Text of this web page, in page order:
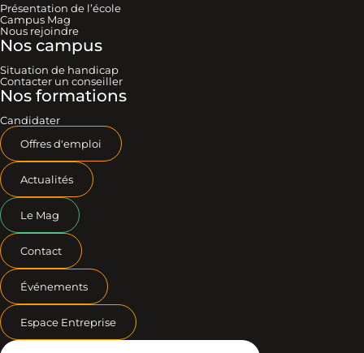
Présentation de l’école
Campus Mag
Nous rejoindre
Nos campus
Situation de handicap
Contacter un conseiller
Nos formations
Candidater
Offres d'emploi
Actualités
Le Mag
Contact
Événements
Espace Entreprise